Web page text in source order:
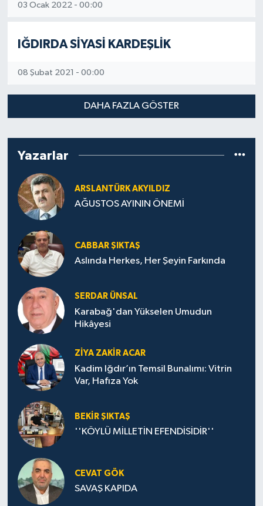
03 Ocak 2022 - 00:00
IĞDIRDA SİYASİ KARDEŞLİK
08 Şubat 2021 - 00:00
DAHA FAZLA GÖSTER
Yazarlar
ARSLANTÜRK AKYILDIZ
AĞUSTOS AYININ ÖNEMİ
CABBAR ŞIKTAŞ
Aslında Herkes, Her Şeyin Farkında
SERDAR ÜNSAL
Karabağ'dan Yükselen Umudun
Hikâyesi
ZIYA ZAKIR ACAR
Kadim Iğdır’ın Temsil Bunalımı: Vitrin
Var, Hafıza Yok
BEKIR ŞIKTAŞ
''KÖYLÜ MİLLETİN EFENDİSİDİR''
CEVAT GÖK
SAVAŞ KAPIDA